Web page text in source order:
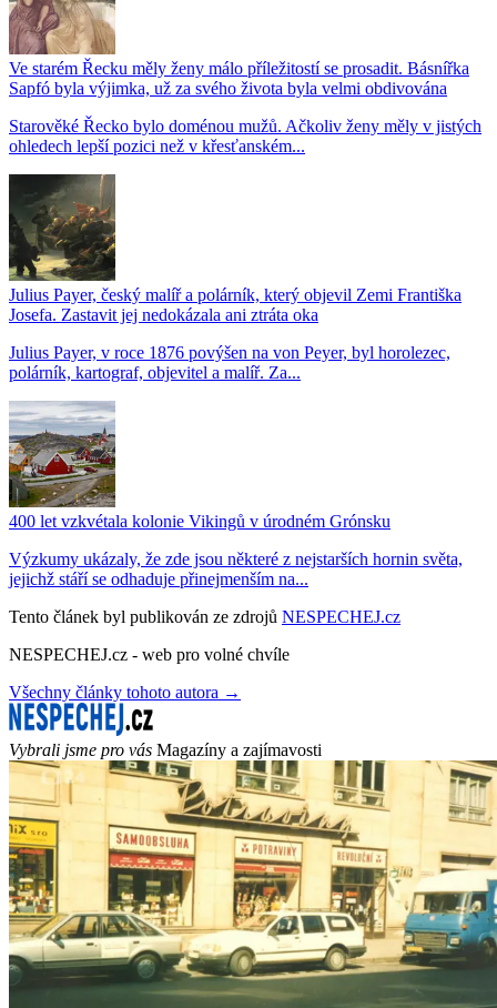
Ve starém Řecku měly ženy málo příležitostí se prosadit. Básnířka
Sapfó byla výjimka, už za svého života byla velmi obdivována
Starověké Řecko bylo doménou mužů. Ačkoliv ženy měly v jistých
ohledech lepší pozici než v křesťanském...
Julius Payer, český malíř a polárník, který objevil Zemi Františka
Josefa. Zastavit jej nedokázala ani ztráta oka
Julius Payer, v roce 1876 povýšen na von Peyer, byl horolezec,
polárník, kartograf, objevitel a malíř. Za...
400 let vzkvétala kolonie Vikingů v úrodném Grónsku
Výzkumy ukázaly, že zde jsou některé z nejstarších hornin světa,
jejichž stáří se odhaduje přinejmenším na...
Tento článek byl publikován ze zdrojů NESPECHEJ.cz
NESPECHEJ.cz - web pro volné chvíle
Všechny články tohoto autora →
Vybrali jsme pro vás Magazíny a zajímavosti